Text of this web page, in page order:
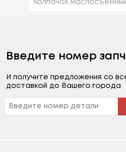
Колпачок
Введите номер
И получите предложения со
доставкой до Вашего города